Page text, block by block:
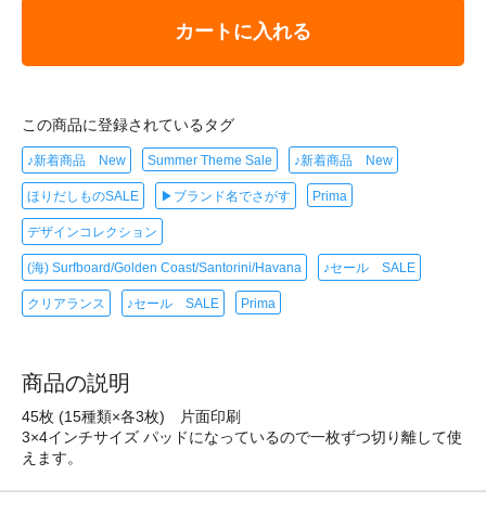
カートに入れる
この商品に登録されているタグ
♪新着商品 New Summer Theme Sale ♪新着商品 New
ほりだしものSALE ▶ブランド名でさがす Prima
デザインコレクション
(海) Surfboard/Golden Coast/Santorini/Havana ♪セール SALE
クリアランス ♪セール SALE Prima
商品の説明
45枚 (15種類×各3枚) 片面印刷
3×4インチサイズ パッドになっているので一枚ずつ切り離して使
えます。